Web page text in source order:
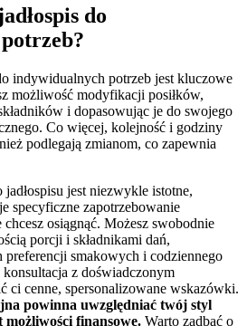
do
indywidualnych potrzeb jest kluczowe
możliwość modyfikacji posiłków,
i dopasowując je do swojego
Co więcej, kolejność i godziny
podlegają zmianom, co zapewnia
jest niezwykle istotne,
specyficzne zapotrzebowanie
osiągnąć. Możesz swobodnie
porcji i składnikami dań,
preferencji smakowych i codziennego
z doświadczonym
ci cenne, spersonalizowane wskazówki.
powinna uwzględniać twój styl
możliwości finansowe. Warto zadbać o